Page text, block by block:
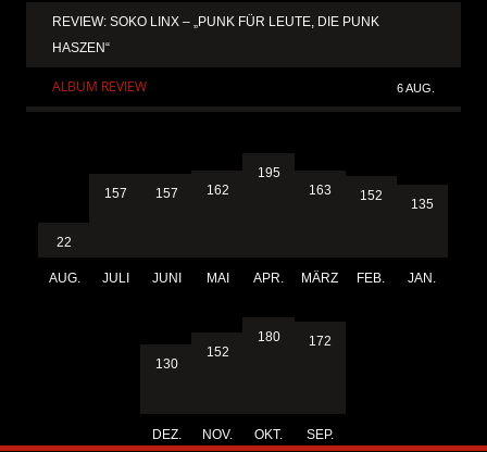
REVIEW: SOKO LINX – „PUNK FÜR LEUTE, DIE PUNK
HASZEN“
ALBUM REVIEW 6 AUG.
22
AUG.
157
JULI
157
JUNI
162
MAI
195
APR.
163
MÄRZ
152
FEB.
135
JAN.
130
DEZ.
152
NOV.
180
OKT.
172
SEP.